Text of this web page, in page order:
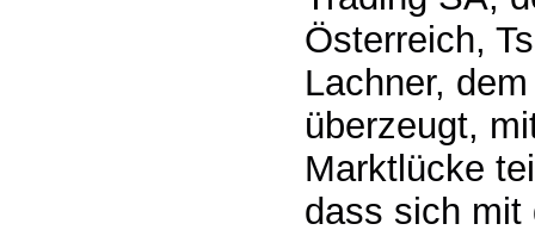
Österreich,
Lachner,
überzeugt,
Marktlücke
dass sich mit